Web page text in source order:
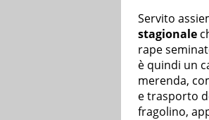
Servito
stagionale
rape
è quindi un
merenda,
e trasporto
fragolino,